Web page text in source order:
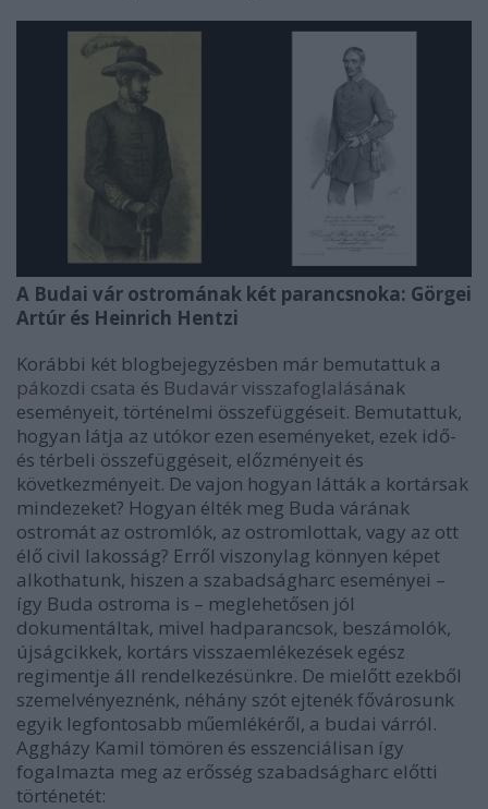
A Budai vár ostromának két parancsnoka: Görgei
Artúr és Heinrich Hentzi
Korábbi két blogbejegyzésben már bemutattuk a
pákozdi csata és Budavár visszafoglalásának
eseményeit, történelmi összefüggéseit. Bemutattuk,
hogyan látja az utókor ezen eseményeket, ezek idő-
és térbeli összefüggéseit, előzményeit és
következményeit. De vajon hogyan látták a kortársak
mindezeket? Hogyan élték meg Buda várának
ostromát az ostromlók, az ostromlottak, vagy az ott
élő civil lakosság? Erről viszonylag könnyen képet
alkothatunk, hiszen a szabadságharc eseményei –
így Buda ostroma is – meglehetősen jól
dokumentáltak, mivel hadparancsok, beszámolók,
újságcikkek, kortárs visszaemlékezések egész
regimentje áll rendelkezésünkre. De mielőtt ezekből
szemelvényeznénk, néhány szót ejtenék fővárosunk
egyik legfontosabb műemlékéről, a budai várról.
Aggházy Kamil tömören és esszenciálisan így
fogalmazta meg az erősség szabadságharc előtti
történetét: